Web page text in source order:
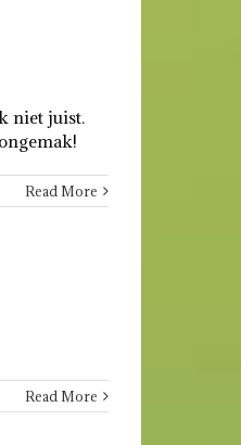
niet juist.
Read More
Read More